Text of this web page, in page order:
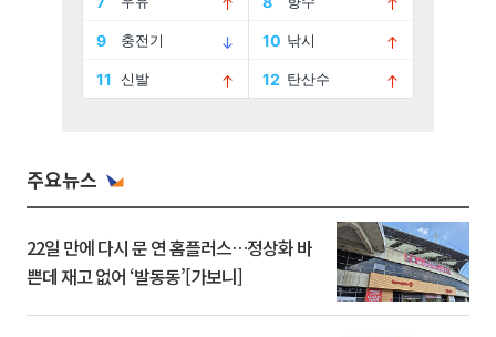
주요뉴스
22일 만에 다시 문 연 홈플러스…정상화 바
쁜데 재고 없어 ‘발동동’[가보니]